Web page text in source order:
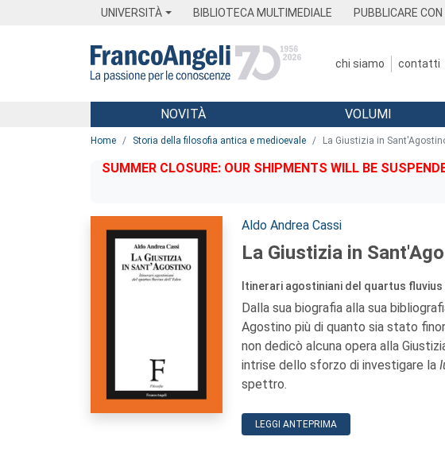
UNIVERSITÀ BIBLIOTECA MULTIMEDIALE PUBBLICARE CON
chi siamo contatti
Menu
NOVITÀ VOLUMI
Home Storia della filosofia antica e medioevale La Giustizia in
SUMMER CLOSURE: OUR SHIPMENTS WILL BE
Autori:
Aldo Andrea Cassi
La Giustizia in
Itinerari agostiniani del quartus fluvius
Dalla sua biografia alla sua
Agostino più di quanto sia stato
non dedicò alcuna opera alla
intrise dello sforzo di investigare la
spettro.
LEGGI ANTEPRIMA